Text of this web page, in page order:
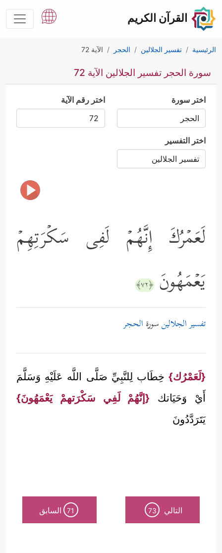
القرآن الكريم
الرئيسية تفسير الجلالين الحجر الآية 72
سورة الحجر تفسير الجلالين الآية 72
اختر سورة اختر رقم الآية
اختر التفسير
لَعَمۡرُكَ إِنَّهُمۡ لَفِی سَكۡرَتِهِمۡ
یَعۡمَهُونَ ﴿٧٢﴾
تفسير الجلالينسورة الحجر
{لَعَمْرُك} خِطَاب لِلنَّبِيِّ صَلَّى اللَّه عَلَيْهِ وَسَلَّمَ
أَيْ وَحَيَاتك {إنَّهُمْ لَفِي سَكْرَتهمْ يَعْمَهُونَ}
يَتَرَدَّدُونَ
التالي 73
71 السابق